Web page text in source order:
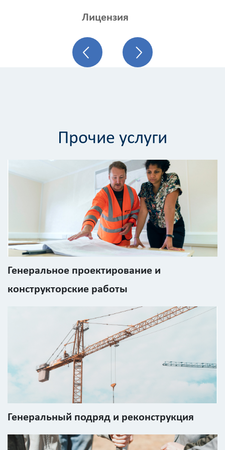
Лицензия
Прочие услуги
Генеральное проектирование и
конструкторские работы
Генеральный подряд и реконструкция
Калькулятор
расчёта
стоимости
работ
Вид
работ
?
Назначение
здания
?
работ
0